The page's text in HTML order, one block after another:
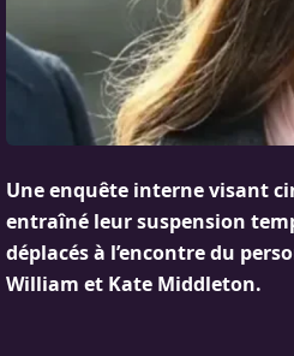
Une enquête interne visant
entraîné leur suspension
déplacés à l’encontre du
William et Kate Middleton.